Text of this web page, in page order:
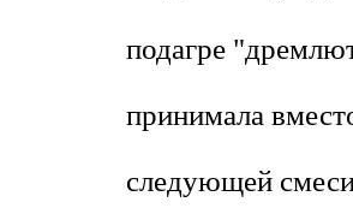
подагре
принимала
следующей